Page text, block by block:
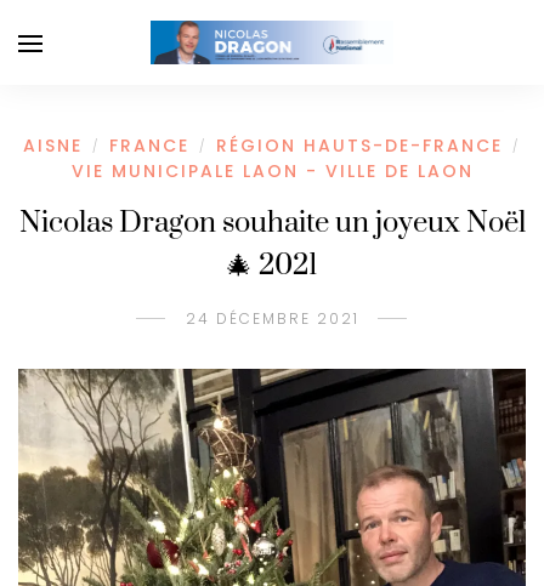
AISNE / FRANCE / RÉGION HAUTS-DE-FRANCE /
VIE MUNICIPALE LAON - VILLE DE LAON
Nicolas Dragon souhaite un joyeux Noël
🎄 2021
24 DÉCEMBRE 2021